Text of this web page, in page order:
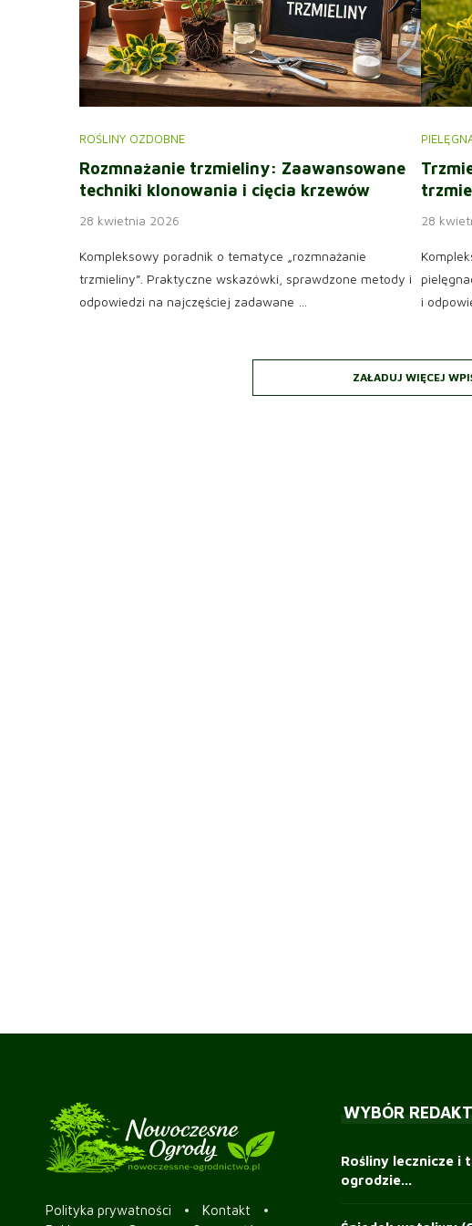
ROŚLINY OZDOBNE
Rozmnażanie trzmieliny: Zaawansowane
techniki klonowania i cięcia krzewów
28 kwietnia 2026
Kompleksowy poradnik o tematyce „rozmnażanie
trzmieliny”. Praktyczne wskazówki, sprawdzone metody i
odpowiedzi na najczęściej zadawane …
28
i
ZAŁADUJ WIĘCEJ
Polityka prywatności
Kontakt
WYBÓR
Rośliny lecznicze i
ogrodzie...